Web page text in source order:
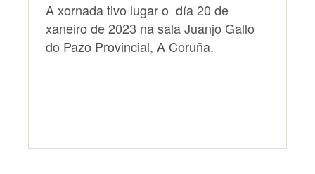
A xornada tivo lugar o día 20 de
xaneiro de 2023 na sala Juanjo Gallo
do Pazo Provincial, A Coruña.